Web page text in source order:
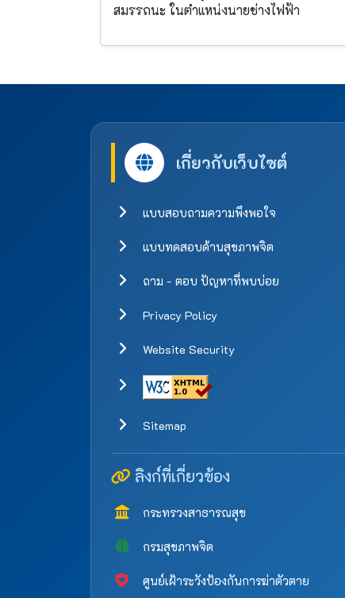
สมรรถนะ ในตำแหน่งนายช่างไฟฟ้า
เกี่ยวกับเว็บไซต์
แบบสอบถามความพึงพอใจ
แบบทดสอบด้านสุขภาพจิต
ถาม - ตอบ ปัญหาที่พบบ่อย
Privacy Policy
Website Security
Sitemap
ลิงก์ที่เกี่ยวข้อง
กระทรวงสาธารณสุข
กรมสุขภาพจิต
ศูนย์เฝ้าระวังป้องกันการฆ่าตัวตาย